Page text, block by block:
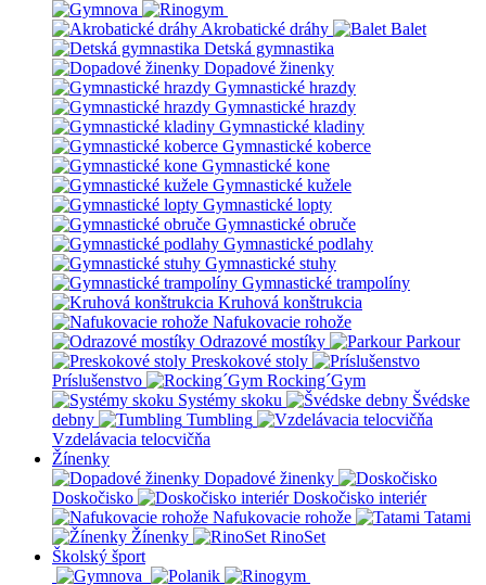
Akrobatické dráhy
Balet
Detská gymnastika
Dopadové žinenky
Gymnastické hrazdy
Gymnastické hrazdy
Gymnastické kladiny
Gymnastické koberce
Gymnastické kone
Gymnastické kužele
Gymnastické lopty
Gymnastické obruče
Gymnastické podlahy
Gymnastické stuhy
Gymnastické trampolíny
Kruhová konštrukcia
Nafukovacie rohože
Odrazové mostíky
Parkour
Preskokové stoly
Príslušenstvo
Rocking´Gym
Systémy skoku
Švédske
debny
Tumbling
Vzdelávacia telocvičňa
Žínenky
Dopadové žinenky
Doskočisko
Doskočisko interiér
Nafukovacie rohože
Tatami
Žínenky
RinoSet
Školský šport